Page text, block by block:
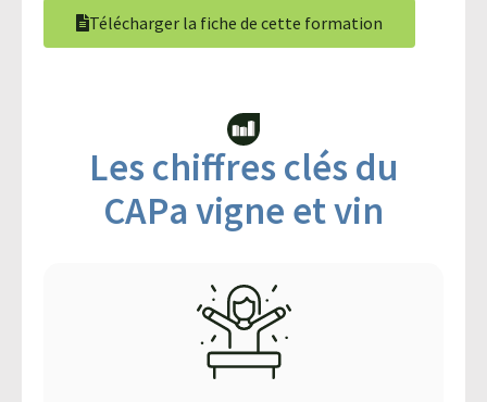
Télécharger la fiche de cette formation
Les chiffres clés du
CAPa vigne et vin